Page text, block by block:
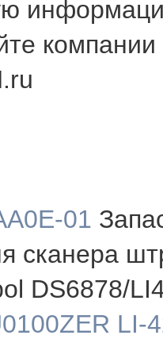
01
сканера
DS6878/
LI-